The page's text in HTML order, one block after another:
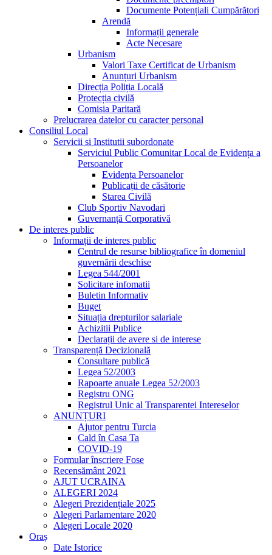
Documente Potențiali Cumpărători
Arendă
Informații generale
Acte Necesare
Urbanism
Valori Taxe Certificat de Urbanism
Anunțuri Urbanism
Direcția Poliția Locală
Protecția civilă
Comisia Paritară
Prelucrarea datelor cu caracter personal
Consiliul Local
Servicii si Institutii subordonate
Serviciul Public Comunitar Local de Evidența a
Persoanelor
Evidența Persoanelor
Publicații de căsătorie
Starea Civilă
Club Sportiv Navodari
Guvernanță Corporativă
De interes public
Informații de interes public
Centrul de resurse bibliografice în domeniul
guvernării deschise
Legea 544/2001
Solicitare infomatii
Buletin Informativ
Buget
Situația drepturilor salariale
Achizitii Publice
Declarații de avere si de interese
Transparență Decizională
Consultare publică
Legea 52/2003
Rapoarte anuale Legea 52/2003
Registru ONG
Registrul Unic al Transparentei Intereselor
ANUNȚURI
Ajutor pentru Turcia
Cald în Casa Ta
COVID-19
Formular înscriere Fose
Recensământ 2021
AJUT UCRAINA
ALEGERI 2024
Alegeri Prezidențiale 2025
Alegeri Parlamentare 2020
Alegeri Locale 2020
Oraș
Date Istorice